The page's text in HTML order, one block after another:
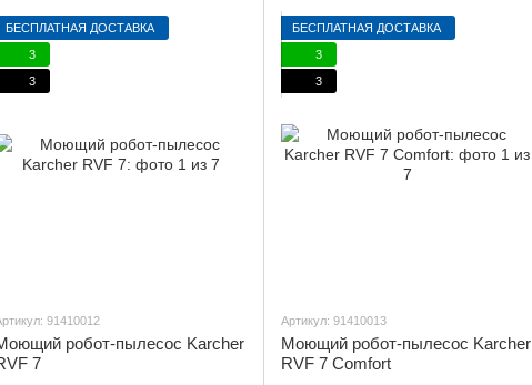
БЕСПЛАТНАЯ ДОСТАВКА
3
3
91410012
робот-пылесос Karcher
7
БЕСПЛАТНАЯ ДОСТАВКА
3
3
Артикул: 91410013
Моющий робот-пылесос Karcher
RVF 7 Comfort